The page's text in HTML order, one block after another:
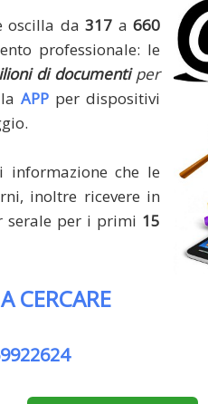
oscilla da317 a660
professionale: le
di documentiper
APP per dispositivi
informazione che le
inoltre ricevere in
serale per i primi 15
CERCARE